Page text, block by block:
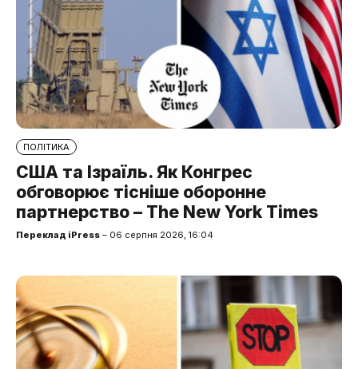
ПОЛІТИКА
США та Ізраїль. Як Конгрес
обговорює тісніше оборонне
партнерство – The New York Times
Переклад iPress – 06 серпня 2026, 16:04